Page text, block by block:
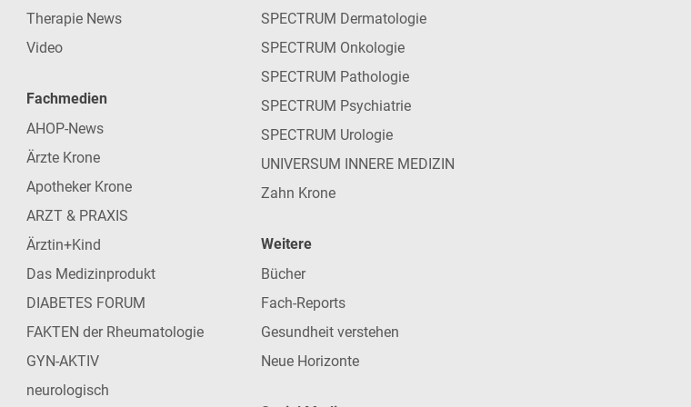
Therapie News
Video
Fachmedien
AHOP-News
Ärzte Krone
Apotheker Krone
ARZT & PRAXIS
Ärztin+Kind
Das Medizinprodukt
DIABETES FORUM
FAKTEN der Rheumatologie
GYN-AKTIV
neurologisch
SPECTRUM Dermatologie
SPECTRUM Onkologie
SPECTRUM Pathologie
SPECTRUM Psychiatrie
SPECTRUM Urologie
UNIVERSUM INNERE MEDIZIN
Zahn Krone
Weitere
Bücher
Fach-Reports
Gesundheit verstehen
Neue Horizonte